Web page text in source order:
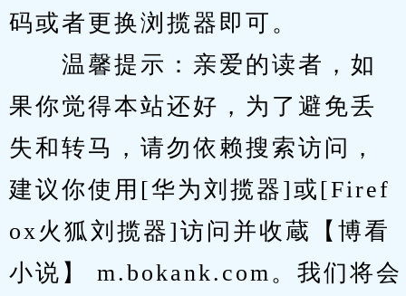
码或者更换浏揽器即可。
温馨提示：亲爱的读者，如
果你觉得本站还好，为了避免丢
失和转马，请勿依赖搜索访问，
建议你使用[华为刘揽器]或[Firef
ox火狐刘揽器]访问并收蔵【博看
小说】 m.bokank.com。我们将会